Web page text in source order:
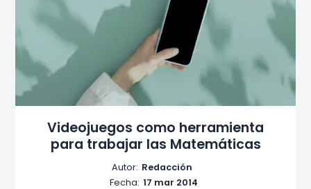
Videojuegos como herramienta
para trabajar las Matemáticas
Autor: Redacción
Fecha: 17 mar 2014